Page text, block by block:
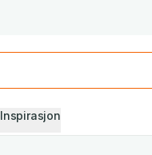
Inspirasjon